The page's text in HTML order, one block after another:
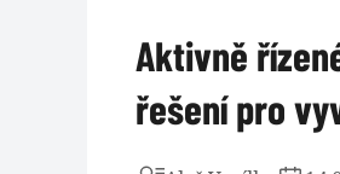
Aktivně
řešení pro